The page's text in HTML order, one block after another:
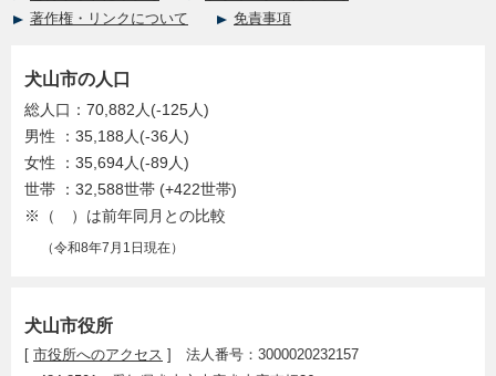
著作権・リンクについて
免責事項
犬山市役所
[ 市役所へのアクセス ] 法人番号：3000020232157
犬山市の人口
総人口：70,882人(-125人)
男性 ：35,188人(-36人)
女性 ：35,694人(-89人)
世帯 ：32,588世帯 (+422世帯)
※（ ）は前年同月との比較
（令和8年7月1日現在）